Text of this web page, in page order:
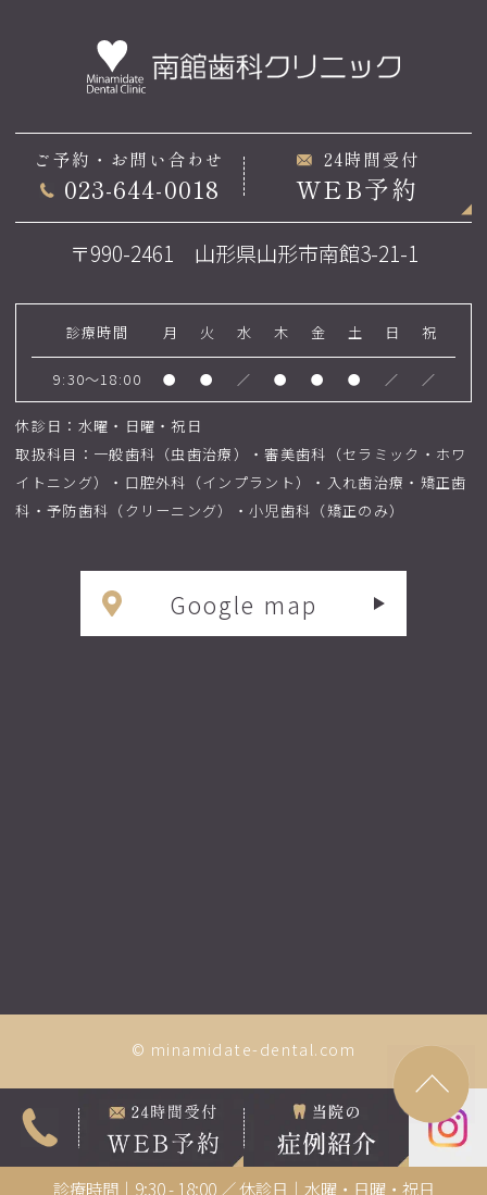
ご予約・お問い合わせ
023-644-0018
24時間受付
WEB予約
〒990-2461 山形県山形市南館3-21-1
診療時間 月 火 水 木 金 土 日 祝
9:30～18:00 ● ● ／ ● ● ● ／ ／
休診日：水曜・日曜・祝日
取扱科目：一般歯科（虫歯治療）・審美歯科（セラミック・ホワ
イトニング）・口腔外科（インプラント）・入れ歯治療・矯正歯
科・予防歯科（クリーニング）・小児歯科（矯正のみ）
Google map
© minamidate-dental.com
診療時間｜9:30 - 18:00 ／ 休診日｜水曜・日曜・祝日